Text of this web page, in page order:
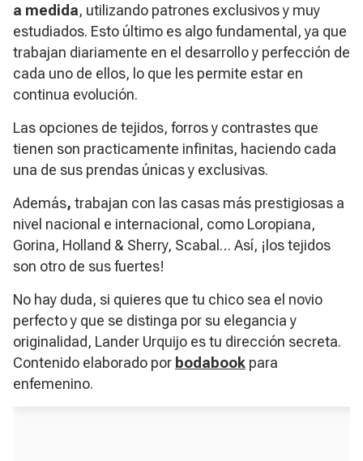
a medida, utilizando patrones exclusivos y muy
estudiados. Esto último es algo fundamental, ya que
trabajan diariamente en el desarrollo y perfección de
cada uno de ellos, lo que les permite estar en
continua evolución.
Las opciones de tejidos, forros y contrastes que
tienen son practicamente infinitas, haciendo cada
una de sus prendas únicas y exclusivas.
Además, trabajan con las casas más prestigiosas a
nivel nacional e internacional, como Loropiana,
Gorina, Holland & Sherry, Scabal… Así, ¡los tejidos
son otro de sus fuertes!
No hay duda, si quieres que tu chico sea el novio
perfecto y que se distinga por su elegancia y
originalidad, Lander Urquijo es tu dirección secreta.
Contenido elaborado por bodabook para
enfemenino.